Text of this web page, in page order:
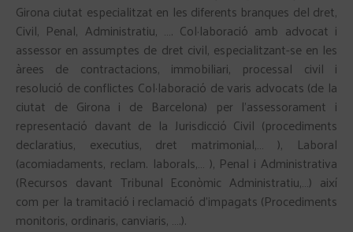
Girona ciutat especialitzat en les diferents branques del dret,
Civil, Penal, Administratiu, …. Col·laboració amb advocat i
assessor en assumptes de dret civil, especialitzant-se en les
àrees de contractacions, immobiliari, processal civil i
resolució de conflictes Col·laboració de varis advocats (de la
ciutat de Girona i de Barcelona) per l’assessorament i
representació davant de la Jurisdicció Civil (procediments
declaratius, executius, dret matrimonial,… ), Laboral
(acomiadaments, reclam. laborals,… ), Penal i Administrativa
(Recursos davant Tribunal Econòmic Administratiu,…) així
com per la tramitació i reclamació d’impagats (Procediments
monitoris, ordinaris, canviaris, ….).